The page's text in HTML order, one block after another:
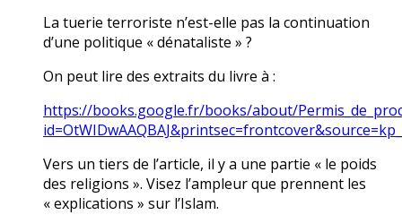
La tuerie terroriste n’est-elle pas la continuation
d’une politique « dénataliste » ?
On peut lire des extraits du livre à :
https://books.google.fr/books/about/
Vers un tiers de l’article, il y a une partie « le poids
des religions ». Visez l’ampleur que prennent les
« explications » sur l’Islam.